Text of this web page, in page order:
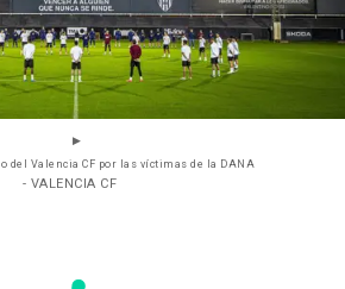
del Valencia CF por las víctimas de la DANA
- VALENCIA CF